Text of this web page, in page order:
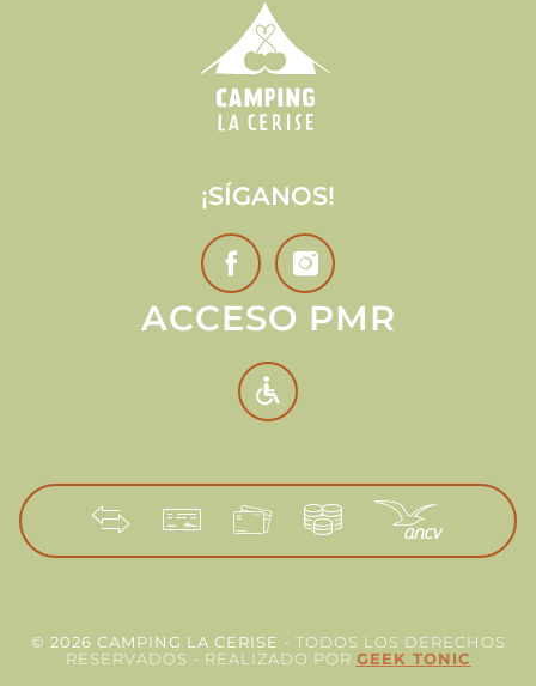
¡SÍGANOS!
ACCESO PMR
© 2026 CAMPING LA CERISE - TODOS LOS DERECHOS
RESERVADOS - REALIZADO POR GEEK TONIC